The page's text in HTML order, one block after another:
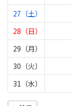
27（土）
28（日）
29（月）
30（火）
31（水）